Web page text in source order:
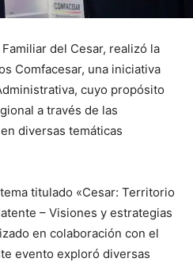
del Cesar, realizó la
Comfacesar, una iniciativa
cuyo propósito
a través de las
diversas temáticas
titulado «Cesar: Territorio
– Visiones y estrategias
en colaboración con el
evento exploró diversas